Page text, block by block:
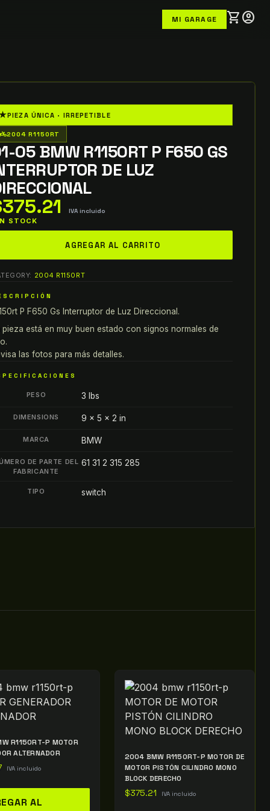
MI GARAGE shopping_cartaccount_circle
PIEZA ÚNICA · IRREPETIBLE
2004 R1150RT
05 BMW R1150RT P F650 GS
DE LUZ
375.21 IVA incluido
STOCK
AGREGAR AL CARRITO
2004 R1150RT
P F650 Gs Interruptor de Luz Direccional.
pieza está en muy buen estado con signos normales de
las fotos para más detalles.
PESO 3 lbs
DIMENSIONS 9 × 5 × 2 in
MARCA BMW
DE PARTE DEL
FABRICANTE
61 31 2 315 285
TIPO switch
R1150RT-P MOTOR
ALTERNADOR
IVA incluido
AL
2004 BMW R1150RT-P MOTOR DE
MOTOR PISTÓN CILINDRO MONO
BLOCK DERECHO
$375.21 IVA incluido